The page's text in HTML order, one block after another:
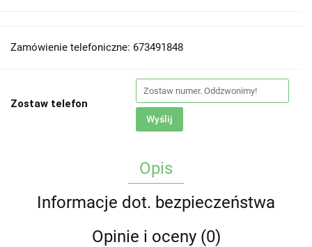
Zamówienie telefoniczne: 673491848
Zostaw telefon
Wyślij
Opis
Informacje dot. bezpieczeństwa
Opinie i oceny (0)